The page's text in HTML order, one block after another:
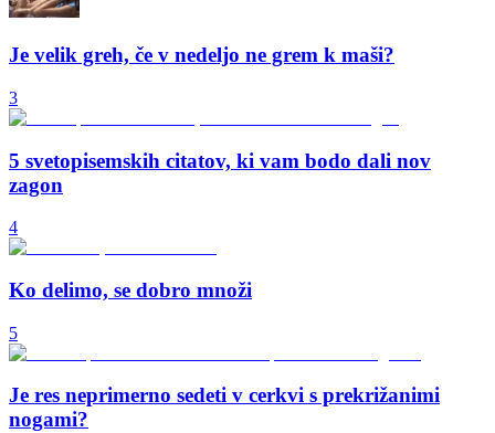
Je velik greh, če v nedeljo ne grem k maši?
3
5 svetopisemskih citatov, ki vam bodo dali nov
zagon
4
Ko delimo, se dobro množi
5
Je res neprimerno sedeti v cerkvi s prekrižanimi
nogami?